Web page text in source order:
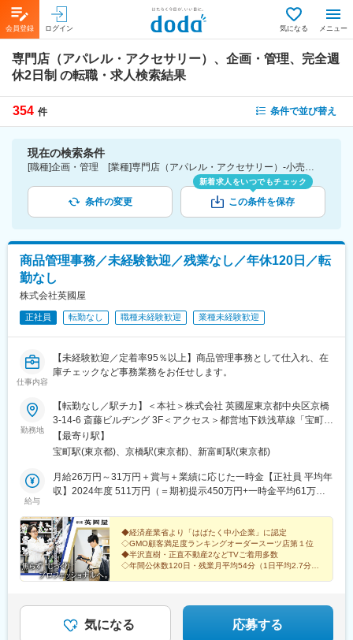
会員登録 ログイン 気になる メニュー
専門店（アパレル・アクセサリー）、企画・管理、完全週
休2日制 の転職・求人検索結果
354 件 条件で並び替え
現在の検索条件
[職種]企画・管理 [業種]専門店（アパレル・アクセサリー）-小売業界 [こだわり条件ピックアップ]完全週休2日制 [詳細条件](休日・働き方)完全週休2日制
条件の変更
新着求人をいつでもチェック
この条件を保存
商品管理事務／未経験歓迎／残業なし／年休120日／転
勤なし
株式会社英國屋
正社員 転勤なし 職種未経験歓迎 業種未経験歓迎
仕事内容
【未経験歓迎／定着率95％以上】商品管理事務として仕入れ、在
庫チェックなど事務業務をお任せします。
勤務地
【転勤なし／駅チカ】＜本社＞株式会社 英國屋東京都中央区京橋
3-14-6 斎藤ビルヂング 3F＜アクセス＞都営地下鉄浅草線「宝町
駅」徒歩2分東京メトロ日比谷線・JR京葉線「八丁堀駅」徒歩5分
東京メトロ有楽町線「新富町駅」徒歩5分東京メトロ銀座線「京橋
【最寄り駅】
宝町駅(東京都)、京橋駅(東京都)、新富町駅(東京都)
給与
月給26万円～31万円＋賞与＋業績に応じた一時金【正社員 平均年
収】2024年度 511万円（＝期初提示450万円+一時金平均61万
円）2026年度 期初提示472万円 ＋ 業績に応じた一時金
◆経済産業省より「はばたく中小企業」に認定
◇GMO顧客満足度ランキングオーダースーツ店第１位
◆半沢直樹・正直不動産2などTVご着用多数
◇年間公休数120日・残業月平均54分（1日平均2.7分）
気になる 応募する